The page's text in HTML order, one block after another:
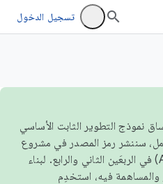
تسجيل الدخول
ولضمان اتّساق نموذج التطوير الثابت الأساسي
سننشر رمز المصدر في مشروع
Android مفتوح المصدر (AOSP) في الربعَين الثاني والرابع. لبناء